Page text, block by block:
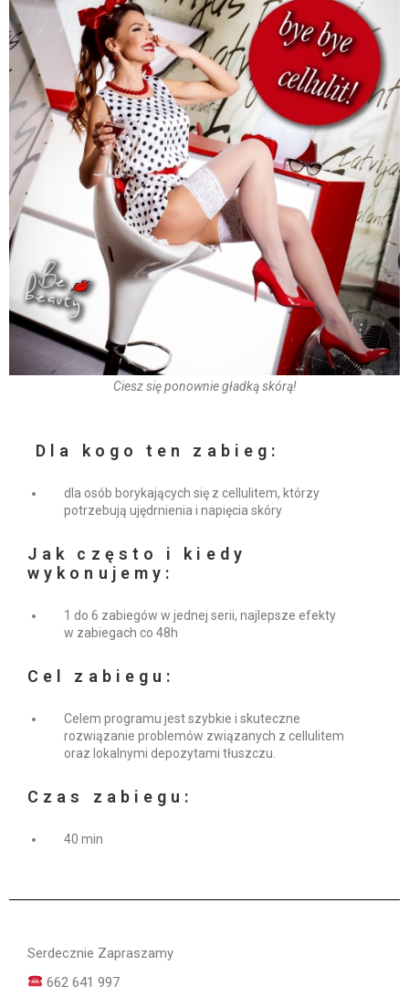
Ciesz się ponownie gładką skórą!
Dla kogo ten zabieg:
dla osób borykających się z cellulitem, którzy
potrzebują ujędrnienia i napięcia skóry
Jak często i kiedy
wykonujemy:
1 do 6 zabiegów w jednej serii, najlepsze efekty
w zabiegach co 48h
Cel zabiegu:
Celem programu jest szybkie i skuteczne
rozwiązanie problemów związanych z cellulitem
oraz lokalnymi depozytami tłuszczu.
Czas zabiegu:
40 min
Serdecznie Zapraszamy
662 641 997